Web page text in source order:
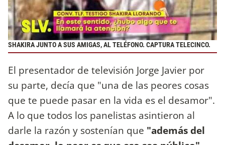
SHAKIRA JUNTO A SUS AMIGAS, AL TELÉFONO. CAPTURA TELECINCO.
El presentador de televisión Jorge Javier por
su parte, decía que "una de las peores cosas
que te puede pasar en la vida es el desamor".
A lo que todos los panelistas asintieron al
darle la razón y sostenían que "además del